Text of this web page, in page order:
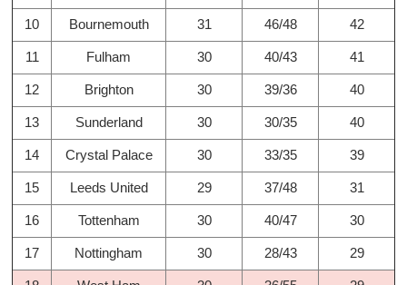
10 Bournemouth 31 46/48 42
11 Fulham 30 40/43 41
12 Brighton 30 39/36 40
13 Sunderland 30 30/35 40
14 Crystal Palace 30 33/35 39
15 Leeds United 29 37/48 31
16 Tottenham 30 40/47 30
17 Nottingham 30 28/43 29